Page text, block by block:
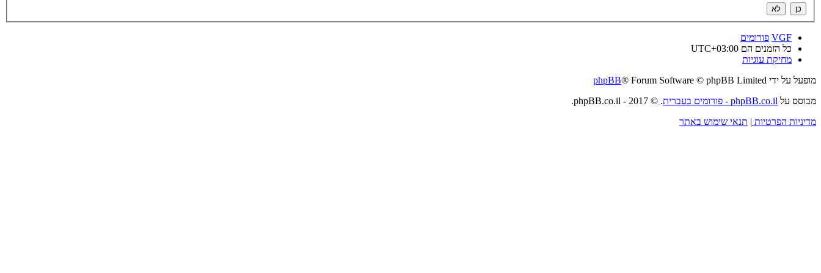
VGF פורומים
כל הזמנים הם UTC+03:00
מחיקת עוגיות
מופעל על ידי
phpBB® Forum Software © phpBB Limited
מבוסס על phpBB.co.il - פורומים בעברית
. © 2017 - phpBB.co.il.
מדיניות הפרטיות | תנאי שימוש באתר